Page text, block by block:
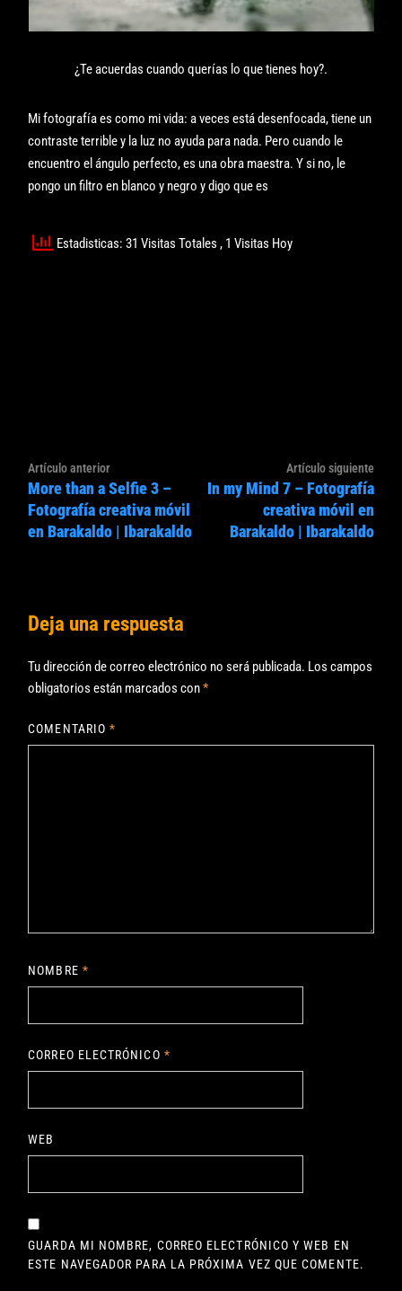
¿Te acuerdas cuando querías lo que tienes hoy?.
Mi fotografía es como mi vida: a veces está desenfocada, tiene un
contraste terrible y la luz no ayuda para nada. Pero cuando le
encuentro el ángulo perfecto, es una obra maestra. Y si no, le
pongo un filtro en blanco y negro y digo que es
Estadisticas: 31 Visitas Totales, 1 Visitas Hoy
Navegación
de
entradas
Artículo anteriorArtículo
anterior:
More than a Selfie 3 –
Fotografía creativa móvil
en Barakaldo | Ibarakaldo
Artículo siguiente
In my Mind 7 – Fotografía
creativa móvil en
Barakaldo | Ibarakaldo
Deja una respuesta
Tu dirección de correo electrónico no será publicada. Los campos
obligatorios están marcados con*
COMENTARIO*
NOMBRE *
CORREO ELECTRÓNICO *
WEB
GUARDA MI NOMBRE, CORREO ELECTRÓNICO Y WEB EN
ESTE NAVEGADOR PARA LA PRÓXIMA VEZ QUE COMENTE.